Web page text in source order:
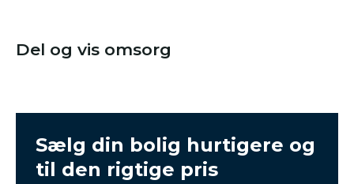
Del og vis omsorg
Sælg din bolig hurtigere og
til den rigtige pris